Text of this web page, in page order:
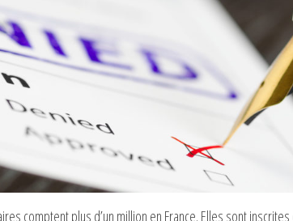
comptent plus d’un million en France. Elles sont